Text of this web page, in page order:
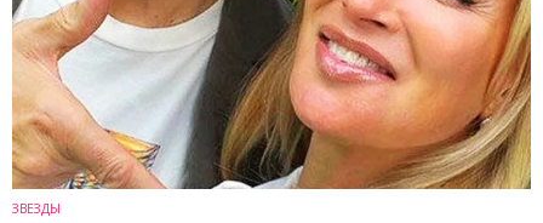
ЗВЕЗДЫ